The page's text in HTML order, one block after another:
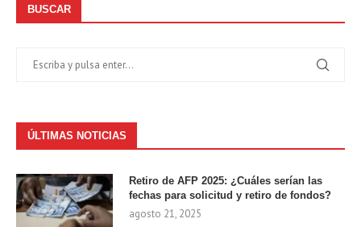
BUSCAR
ÚLTIMAS NOTICIAS
Retiro de AFP 2025: ¿Cuáles serían las
fechas para solicitud y retiro de fondos?
agosto 21, 2025